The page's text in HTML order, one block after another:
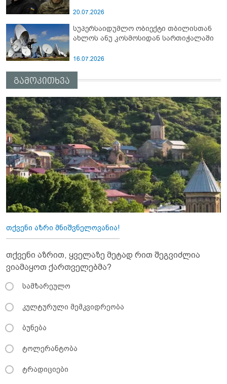
20.07.2026
სუპერსაიდუმლო ობიექტი თბილისთან
ახლოს ანუ კოსმოსიდან სართიჭალაში
16.07.2026
გამოკითხვა
თქვენი აზრი მნიშვნელოვანია!
თქვენი აზრით, ყველაზე მეტად რით შეგვიძლია
ვიამაყოთ ქართველებმა?
სამზარეულო
კულტურული მემკვიდრეობა
ბუნება
ტოლერანტობა
ტრადიციები